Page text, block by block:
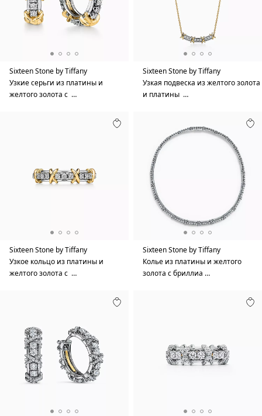
Sixteen Stone by Tiffany
Узкие серьги из платины и
желтого золота с …
Sixteen Stone by Tiffany
Узкая подвеска из желтого золота
и платины …
Sixteen Stone by Tiffany
Узкое кольцо из платины и
желтого золота с …
Sixteen Stone by Tiffany
Колье из платины и желтого
золота с бриллиа …